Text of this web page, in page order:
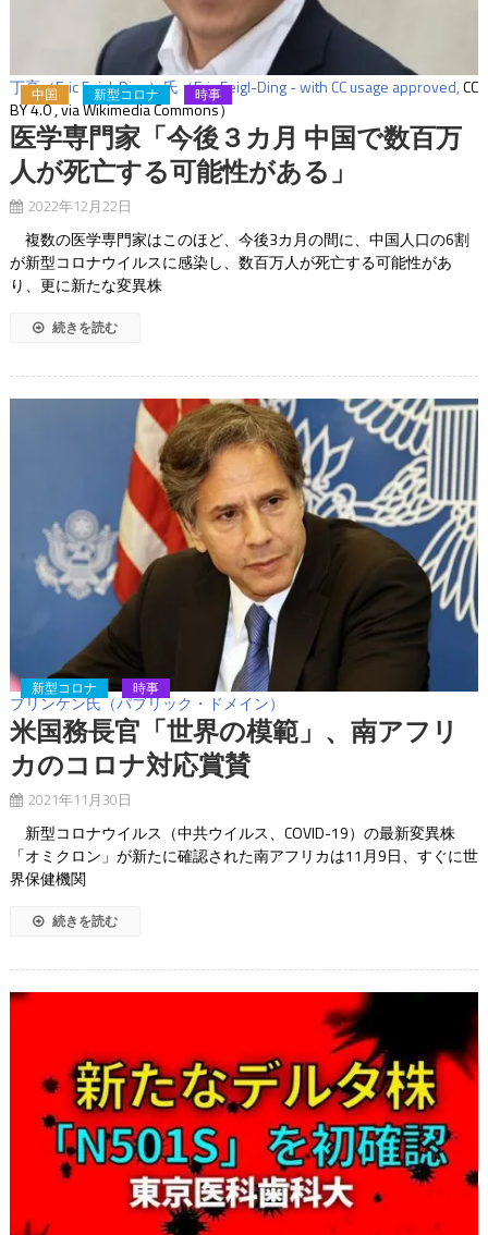
丁亮（Eric Feigl-Ding）氏（Eric Feigl-Ding - with CC usage approved,CC
BY 4.0, via Wikimedia Commons）
中国 新型コロナ 時事
医学専門家「今後３カ月 中国で数百万
人が死亡する可能性がある」
2022年12月22日
複数の医学専門家はこのほど、今後3カ月の間に、中国人口の6割
が新型コロナウイルスに感染し、数百万人が死亡する可能性があ
り、更に新たな変異株
続きを読む
ブリンケン氏（パブリック・ドメイン）
新型コロナ 時事
米国務長官「世界の模範」、南アフリ
カのコロナ対応賞賛
2021年11月30日
新型コロナウイルス（中共ウイルス、COVID-19）の最新変異株
「オミクロン」が新たに確認された南アフリカは11月9日、すぐに世
界保健機関
続きを読む